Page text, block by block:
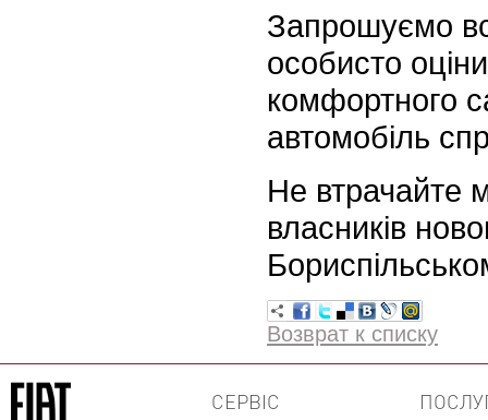
Запрошуємо
особисто
комфортного
автомобіль
Не втрачайте
власників
Возврат к списку
СЕРВІС